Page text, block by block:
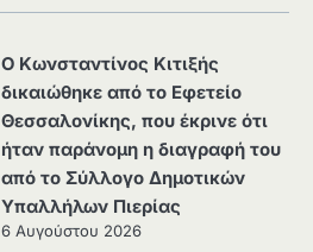
Ο Κωνσταντίνος Κιτιξής
δικαιώθηκε από το Εφετείο
Θεσσαλονίκης, που έκρινε ότι
ήταν παράνομη η διαγραφή του
από το Σύλλογο Δημοτικών
Υπαλλήλων Πιερίας
6 Αυγούστου 2026